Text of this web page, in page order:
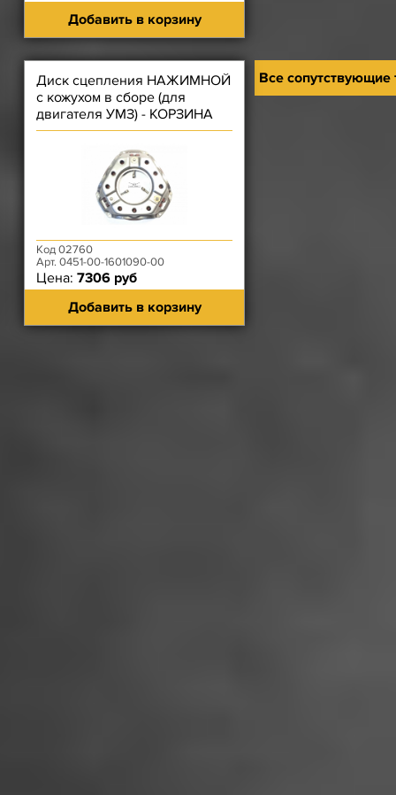
Добавить в корзину
Диск сцепления НАЖИМНОЙ
с кожухом в сборе (для
двигателя УМЗ) - КОРЗИНА
РЫЧАЖНАЯ
Код 02760
Арт. 0451-00-1601090-00
Цена: 7306 руб
Добавить в корзину
Все сопутствующие